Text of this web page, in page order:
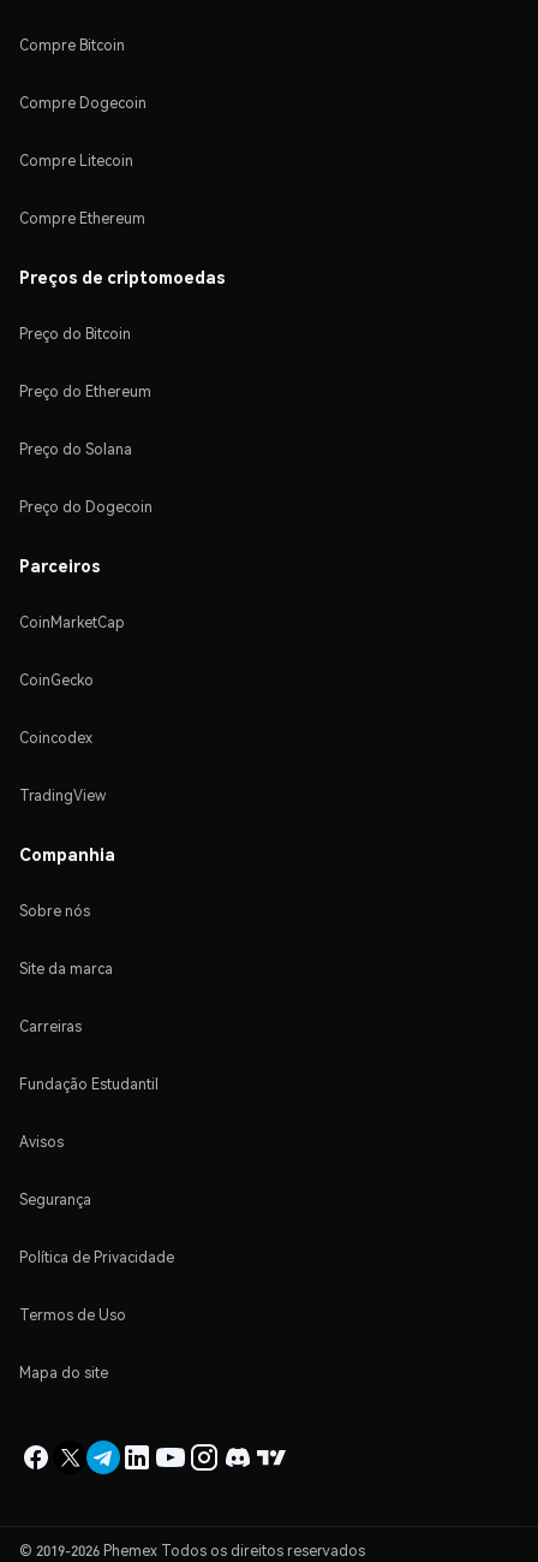
Compre Bitcoin
Compre Dogecoin
Compre Litecoin
Compre Ethereum
Preços de criptomoedas
Preço do Bitcoin
Preço do Ethereum
Preço do Solana
Preço do Dogecoin
Parceiros
CoinMarketCap
CoinGecko
Coincodex
TradingView
Companhia
Sobre nós
Site da marca
Carreiras
Fundação Estudantil
Avisos
Segurança
Política de Privacidade
Termos de Uso
Mapa do site
© 2019-2026 Phemex Todos os direitos reservados